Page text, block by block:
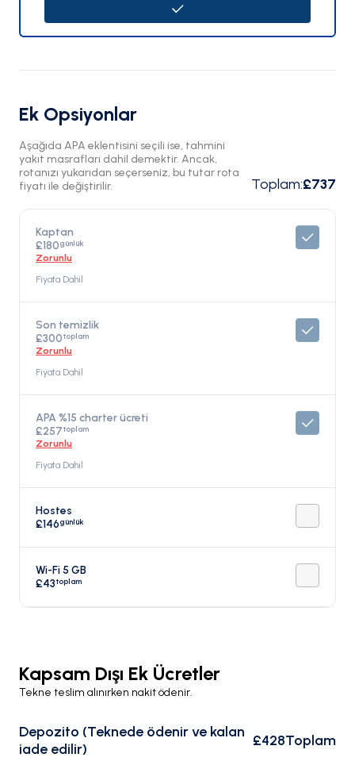
Ek Opsiyonlar
Aşağıda APA eklentisini seçili ise, tahmini
yakıt masrafları dahil demektir. Ancak,
rotanızı yukarıdan seçerseniz, bu tutar rota
fiyatı ile değiştirilir.
Toplam:£737
Kaptan
£180günlük
Zorunlu
Fiyata Dahil
Son temizlik
£300toplam
Zorunlu
Fiyata Dahil
APA %15 charter ücreti
£257toplam
Zorunlu
Fiyata Dahil
Hostes
£146günlük
Wi-Fi 5 GB
£43toplam
Kapsam Dışı Ek Ücretler
Tekne teslim alınırken nakit ödenir.
Depozito (Teknede ödenir ve kalan
iade edilir)
£428Toplam